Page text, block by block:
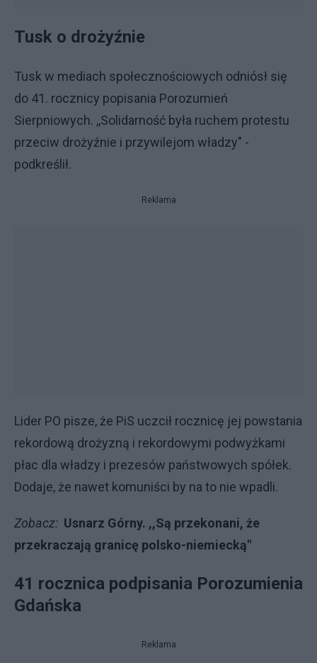
Tusk o drożyźnie
Tusk w mediach społecznościowych odniósł się
do 41. rocznicy popisania Porozumień
Sierpniowych. ,,Solidarność była ruchem protestu
przeciw drożyźnie i przywilejom władzy" -
podkreślił.
Reklama
Lider PO pisze, że PiS uczcił rocznicę jej powstania
rekordową drożyzną i rekordowymi podwyżkami
płac dla władzy i prezesów państwowych spółek.
Dodaje, że nawet komuniści by na to nie wpadli.
Zobacz: Usnarz Górny. ,,Są przekonani, że
przekraczają granicę polsko-niemiecką"
41 rocznica podpisania Porozumienia
Gdańska
Reklama